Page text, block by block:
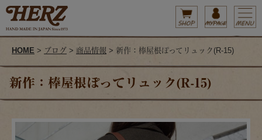
HOME > ブログ > 商品情報 > 新作：棒屋根ぽってリュック(R-15)
新作：棒屋根ぽってリュック(R-15)